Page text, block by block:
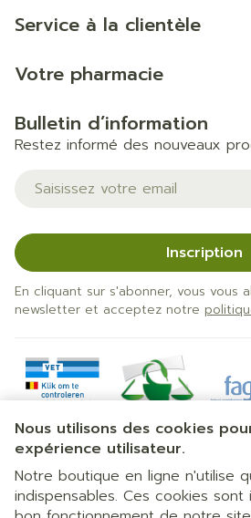
Nous utilisons des cookies
expérience utilisateur.
Notre boutique en ligne n'utilise
indispensables. Ces cookies sont
Service à la clientèle
Votre pharmacie
Bulletin d’information
Restez informé des nouveaux
Adresse mail
Inscription
En cliquant sur s'abonner, vous vous
newsletter et acceptez notre